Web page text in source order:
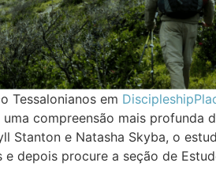
Tessalonianos em
compreensão mais profunda
Stanton e Natasha Skyba, o
depois procure a seção de